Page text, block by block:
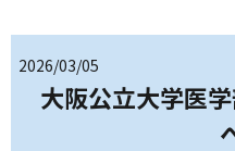
2026/03/05
大阪公立大学医